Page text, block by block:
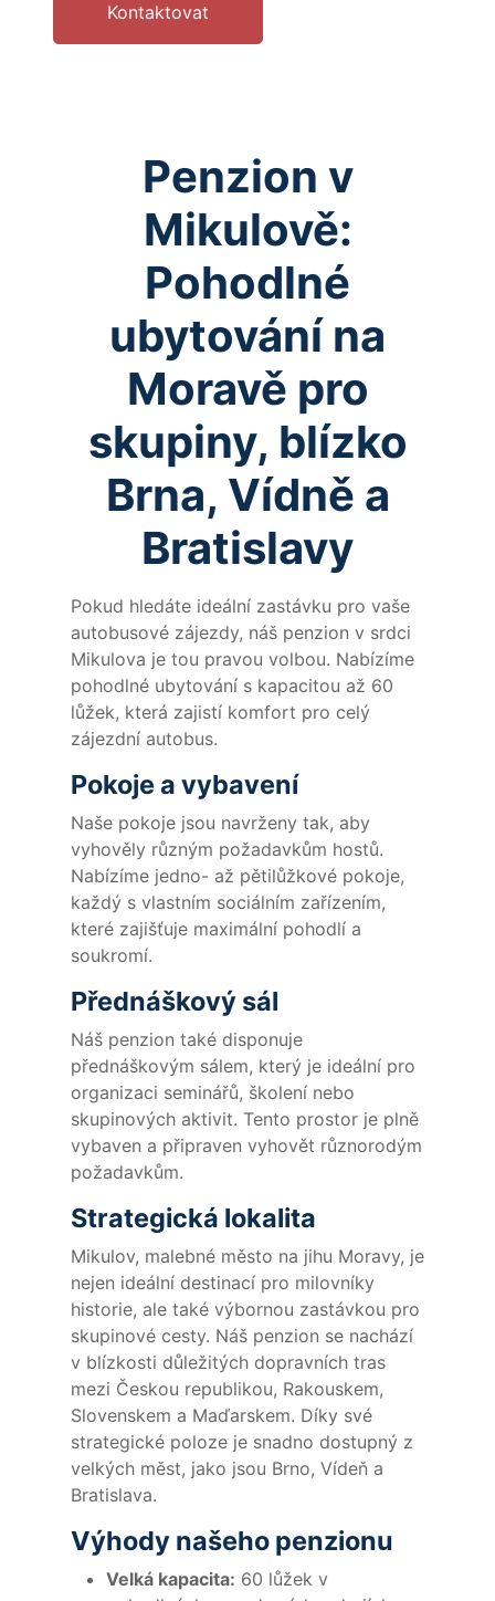
Kontaktovat
Penzion v
Mikulově:
Pohodlné
ubytování na
Moravě pro
skupiny, blízko
Brna, Vídně a
Bratislavy
Pokud hledáte ideální zastávku pro vaše
autobusové zájezdy, náš penzion v srdci
Mikulova je tou pravou volbou. Nabízíme
pohodlné ubytování s kapacitou až 60
lůžek, která zajistí komfort pro celý
zájezdní autobus.
Pokoje a vybavení
Naše pokoje jsou navrženy tak, aby
vyhověly různým požadavkům hostů.
Nabízíme jedno- až pětilůžkové pokoje,
každý s vlastním sociálním zařízením,
které zajišťuje maximální pohodlí a
soukromí.
Přednáškový sál
Náš penzion také disponuje
přednáškovým sálem, který je ideální pro
organizaci seminářů, školení nebo
skupinových aktivit. Tento prostor je plně
vybaven a připraven vyhovět různorodým
požadavkům.
Strategická lokalita
Mikulov, malebné město na jihu Moravy, je
nejen ideální destinací pro milovníky
historie, ale také výbornou zastávkou pro
skupinové cesty. Náš penzion se nachází
v blízkosti důležitých dopravních tras
mezi Českou republikou, Rakouskem,
Slovenskem a Maďarskem. Díky své
strategické poloze je snadno dostupný z
velkých měst, jako jsou Brno, Vídeň a
Bratislava.
Výhody našeho penzionu
Velká kapacita: 60 lůžek v